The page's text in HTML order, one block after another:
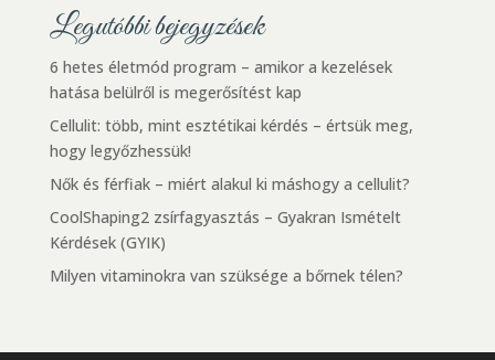
Legutóbbi bejegyzések
6 hetes életmód program – amikor a kezelések
hatása belülről is megerősítést kap
Cellulit: több, mint esztétikai kérdés – értsük meg,
hogy legyőzhessük!
Nők és férfiak – miért alakul ki máshogy a cellulit?
CoolShaping2 zsírfagyasztás – Gyakran Ismételt
Kérdések (GYIK)
Milyen vitaminokra van szüksége a bőrnek télen?